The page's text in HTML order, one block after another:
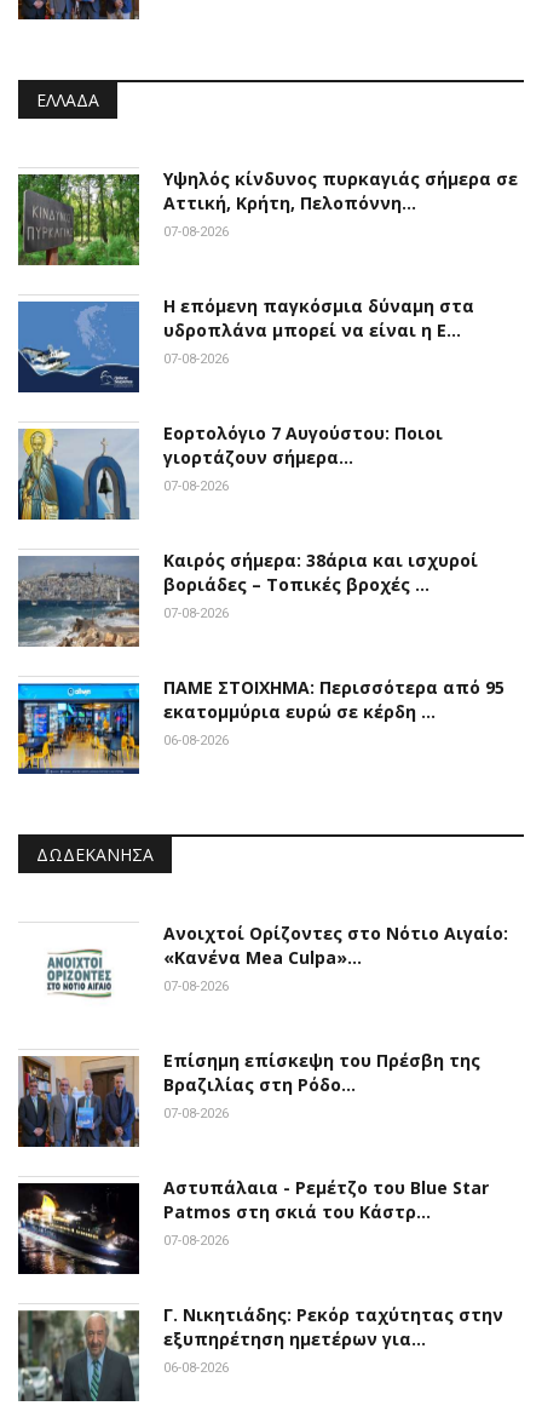
ΕΛΛΆΔΑ
Υψηλός κίνδυνος πυρκαγιάς σήμερα σε
Αττική, Κρήτη, Πελοπόννη…
07-08-2026
Η επόμενη παγκόσμια δύναμη στα
υδροπλάνα μπορεί να είναι η Ε…
07-08-2026
Εορτολόγιο 7 Αυγούστου: Ποιοι
γιορτάζουν σήμερα…
07-08-2026
Καιρός σήμερα: 38άρια και ισχυροί
βοριάδες – Τοπικές βροχές …
07-08-2026
ΠΑΜΕ ΣΤΟΙΧΗΜΑ: Περισσότερα από 95
εκατομμύρια ευρώ σε κέρδη …
06-08-2026
ΔΩΔΕΚΆΝΗΣΑ
Ανοιχτοί Ορίζοντες στο Νότιο Αιγαίο:
«Κανένα Mea Culpa»…
07-08-2026
Επίσημη επίσκεψη του Πρέσβη της
Βραζιλίας στη Ρόδο…
07-08-2026
Αστυπάλαια - Ρεμέτζο του Blue Star
Patmos στη σκιά του Κάστρ…
07-08-2026
Γ. Νικητιάδης: Ρεκόρ ταχύτητας στην
εξυπηρέτηση ημετέρων για…
06-08-2026